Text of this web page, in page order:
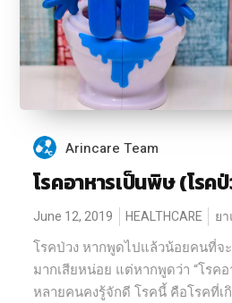
Arincare Team
โรคอาหารเป็นพิษ (โรค
June 12, 2019 HEALTHCARE ย
โรคป่วง หากพูดไปแล้วน้อยคนที่จ
มากเสียหน่อย แต่หากพูดว่า “โรคอ
หลายคนคงรู้จักดี โรคนี้ คือโรคที่เ